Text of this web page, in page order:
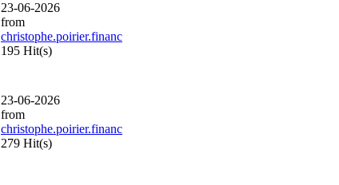
23-06-2026
from
christophe.poirier.financ
195 Hit(s)
23-06-2026
from
christophe.poirier.financ
279 Hit(s)